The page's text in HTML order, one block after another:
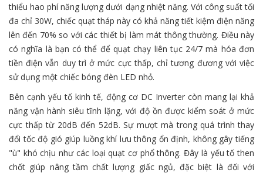
thiểu hao phí năng lượng dưới dạng nhiệt năng. Với công suất tối
đa chỉ 30W, chiếc quạt tháp này có khả năng tiết kiệm điện năng
lên đến 70% so với các thiết bị làm mát thông thường. Điều này
có nghĩa là bạn có thể để quạt chạy liên tục 24/7 mà hóa đơn
tiền điện vẫn duy trì ở mức cực thấp, chỉ tương đương với việc
sử dụng một chiếc bóng đèn LED nhỏ.
Bên cạnh yếu tố kinh tế, động cơ DC Inverter còn mang lại khả
năng vận hành siêu tĩnh lặng, với độ ồn được kiểm soát ở mức
cực thấp từ 20dB đến 52dB. Sự mượt mà trong quá trình thay
đổi tốc độ gió giúp luồng khí lưu thông ổn định, không gây tiếng
"ù" khó chịu như các loại quạt cơ phổ thông. Đây là yếu tố then
chốt giúp nâng tầm chất lượng giấc ngủ, đặc biệt là đối với